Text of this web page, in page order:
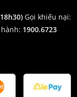
Gọi khiếu nại:
1900.6723